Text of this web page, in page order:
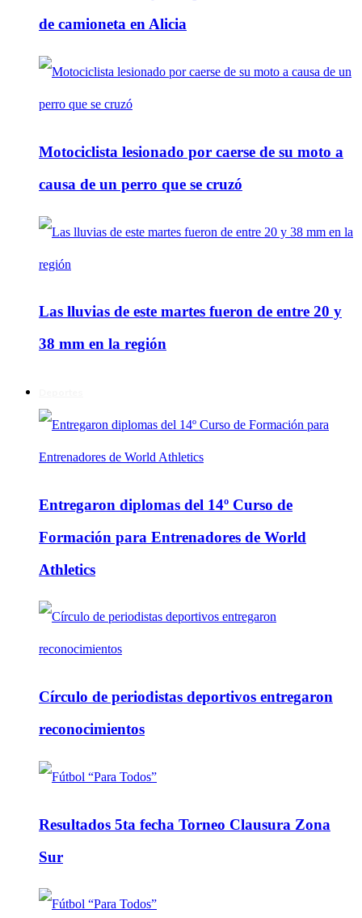
de camioneta en Alicia
Motociclista lesionado por caerse de su moto a
causa de un perro que se cruzó
Las lluvias de este martes fueron de entre 20 y
38 mm en la región
Entregaron diplomas del 14º Curso de
Formación para Entrenadores de World
Athletics
Círculo de periodistas deportivos entregaron
reconocimientos
Resultados 5ta fecha Torneo Clausura Zona
Sur